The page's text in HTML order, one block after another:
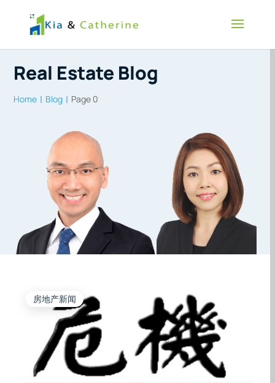
Real Estate Blog
Home Blog Page 0
房地产新闻